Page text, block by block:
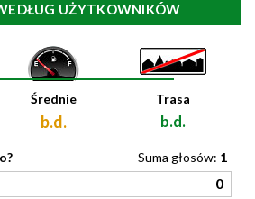
UŻYTKOWNIKÓW
Średnie
b.d.
Trasa
b.d.
Suma głosów: 1
0